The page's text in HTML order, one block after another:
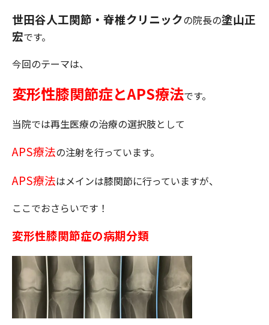
世田谷人工関節・脊椎クリニックの院長の塗山正
宏です。
今回のテーマは、
変形性膝関節症とAPS療法です。
当院では再生医療の治療の選択肢として
APS療法の注射を行っています。
APS療法はメインは膝関節に行っていますが、
ここでおさらいです！
変形性膝関節症の病期分類